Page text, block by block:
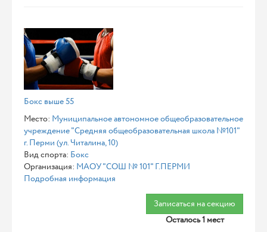
Бокс выше 55
Место: Муниципальное автономное общеобразовательное
учреждение "Средняя общеобразовательная школа №101"
г. Перми (ул. Читалина, 10)
Вид спорта: Бокс
Организация: МАОУ "СОШ № 101" Г.ПЕРМИ
Подробная информация
Записаться на секцию
Осталось 1 мест